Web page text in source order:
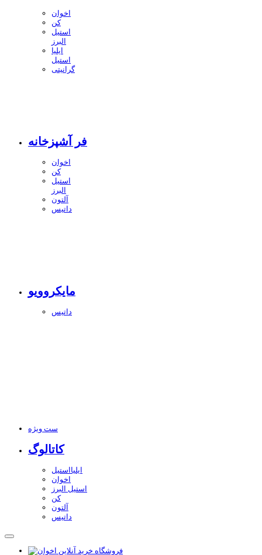
اخوان
کن
استیل
البرز
ایلیا
استیل
گرانیتی
فر آشپزخانه
اخوان
کن
استیل
البرز
آلتون
داتیس
مایکروویو
داتیس
ست ویژه
کاتالوگ
ایلیااستیل
اخوان
استیل البرز
کن
آلتون
داتیس